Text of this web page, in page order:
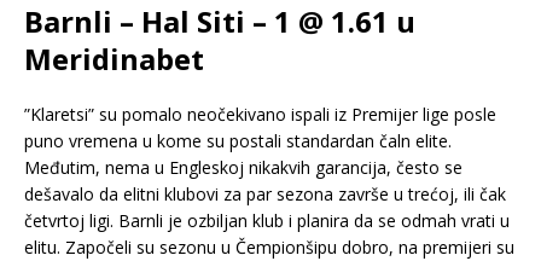
Barnli – Hal Siti – 1 @ 1.61 u
Meridinabet
”Klaretsi” su pomalo neočekivano ispali iz Premijer lige posle
puno vremena u kome su postali standardan čaln elite.
Međutim, nema u Engleskoj nikakvih garancija, često se
dešavalo da elitni klubovi za par sezona završe u trećoj, ili čak
četvrtoj ligi. Barnli je ozbiljan klub i planira da se odmah vrati u
elitu. Započeli su sezonu u Čempionšipu dobro, na premijeri su